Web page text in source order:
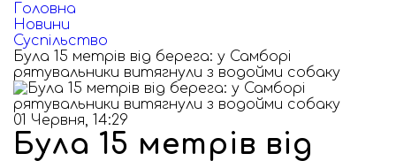
Головна
Новини
Суспільство
Була 15 метрів від берега: у Самборі
рятувальники витягнули з водойми собаку
01 Червня, 14:29
Була 15 метрів від